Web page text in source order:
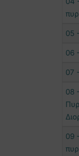
05
06
07
08
09